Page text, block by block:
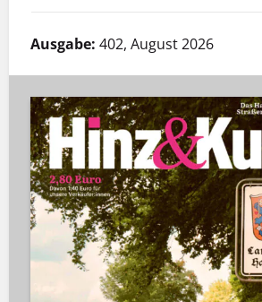
Ausgabe: 402, August 2026